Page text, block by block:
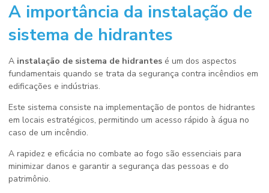
A importância da instalação de
sistema de hidrantes
A instalação de sistema de hidrantes é um dos aspectos
fundamentais quando se trata da segurança contra incêndios em
edificações e indústrias.
Este sistema consiste na implementação de pontos de hidrantes
em locais estratégicos, permitindo um acesso rápido à água no
caso de um incêndio.
A rapidez e eficácia no combate ao fogo são essenciais para
minimizar danos e garantir a segurança das pessoas e do
patrimônio.